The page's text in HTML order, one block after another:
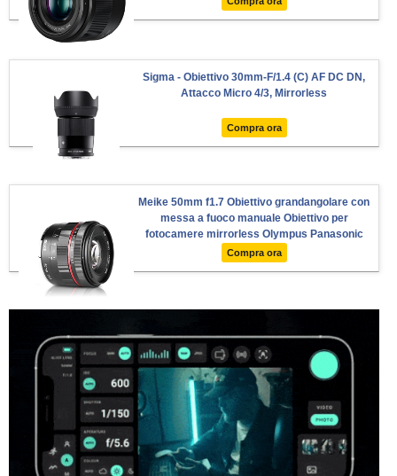
Sigma - Obiettivo 30mm-F/1.4 (C) AF DC DN,
Attacco Micro 4/3, Mirrorless
Compra ora
Meike 50mm f1.7 Obiettivo grandangolare con
messa a fuoco manuale Obiettivo per
fotocamere mirrorless Olympus Panasonic
Micro 4/3 ...
Compra ora